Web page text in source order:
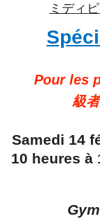
ミディ
Pour les
級
Samedi 14
10 heures